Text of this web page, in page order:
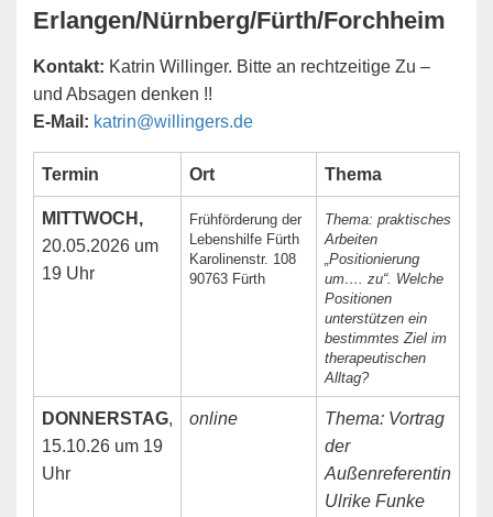
Erlangen/Nürnberg/Fürth/Forchheim
Kontakt: Katrin Willinger. Bitte an rechtzeitige Zu –
und Absagen denken !!
E-Mail: katrin@willingers.de
Termin Ort Thema
MITTWOCH,
20.05.2026 um
19 Uhr
Frühförderung der
Lebenshilfe Fürth
Karolinenstr. 108
90763 Fürth
Thema: praktisches
Arbeiten
„Positionierung
um…. zu“. Welche
Positionen
unterstützen ein
bestimmtes Ziel im
therapeutischen
Alltag?
DONNERSTAG,
15.10.26 um 19
Uhr
online
Thema: Vortrag
der
Außenreferentin
Ulrike Funke